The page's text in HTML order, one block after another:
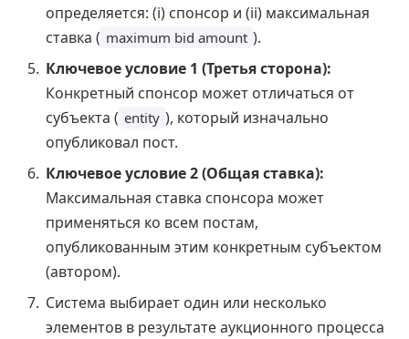
определяется: (i) спонсор и (ii) максимальная
ставка ( maximum bid amount ).
Ключевое условие 1 (Третья сторона):
Конкретный спонсор может отличаться от
субъекта ( entity ), который изначально
опубликовал пост.
Ключевое условие 2 (Общая ставка):
Максимальная ставка спонсора может
применяться ко всем постам,
опубликованным этим конкретным субъектом
(автором).
Система выбирает один или несколько
элементов в результате аукционного процесса